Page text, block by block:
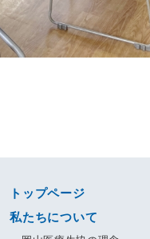
トップページ
私たちについて